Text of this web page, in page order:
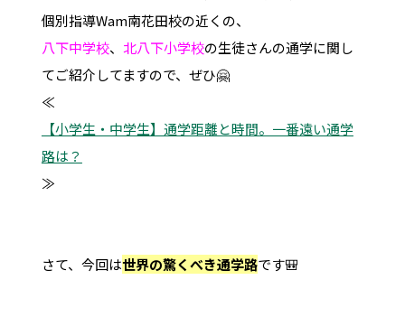
個別指導Wam南花田校の近くの、
八下中学校、 北八下小学校の生徒さんの通学に関し
てご紹介してますので、ぜひ🤗
≪
【小学生・中学生】通学距離と時間。一番遠い通学
路は？
≫
さて、今回は世界の驚くべき通学路です🎒